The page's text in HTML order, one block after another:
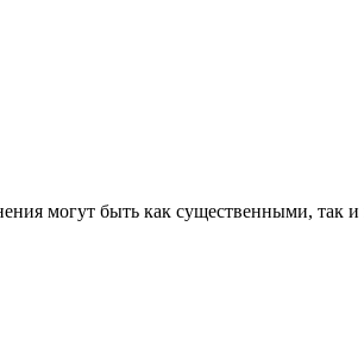
могут быть как существенными, так